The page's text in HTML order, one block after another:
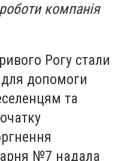
компанія
Рогу стали
допомоги
та
№7 надала